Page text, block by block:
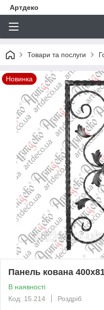
Артдеко
Товари та послуги
Новинка
Панель кована
В наявності
Код: 15.214
Роздріб